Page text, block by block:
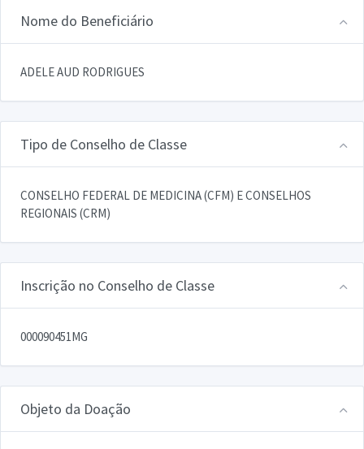
Nome do Beneficiário
ADELE AUD RODRIGUES
Tipo de Conselho de Classe
CONSELHO FEDERAL DE MEDICINA (CFM) E CONSELHOS
REGIONAIS (CRM)
Inscrição no Conselho de Classe
000090451MG
Objeto da Doação